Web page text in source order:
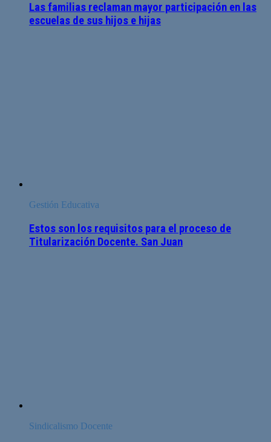
Las familias reclaman mayor participación en las
escuelas de sus hijos e hijas
Gestión Educativa
Estos son los requisitos para el proceso de
Titularización Docente. San Juan
Sindicalismo Docente